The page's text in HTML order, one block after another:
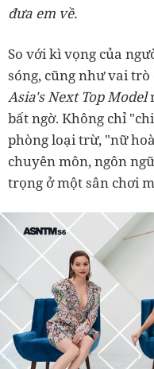
đưa em về.
So với kì vọng của
sóng, cũng như vai trò
Asia's Next Top Model
bất ngờ. Không chỉ
phòng loại trừ, "nữ
chuyên môn, ngôn
trọng ở một sân chơi